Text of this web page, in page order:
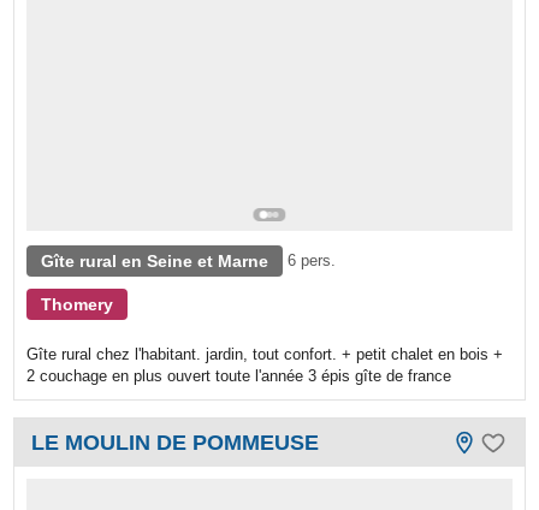
Gîte rural en Seine et Marne 6 pers.
Thomery
Gîte rural chez l'habitant. jardin, tout confort. + petit chalet en bois +
2 couchage en plus ouvert toute l'année 3 épis gîte de france
LE MOULIN DE POMMEUSE